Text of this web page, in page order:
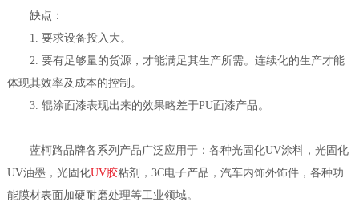
缺点：
1. 要求设备投入大。
2. 要有足够量的货源，才能满足其生产所需。连续化的生产才能
体现其效率及成本的控制。
3. 辊涂面漆表现出来的效果略差于PU面漆产品。
蓝柯路品牌各系列产品广泛应用于：各种光固化UV涂料，光固化
UV油墨，光固化UV胶粘剂，3C电子产品，汽车内饰外饰件，各种功
能膜材表面加硬耐磨处理等工业领域。